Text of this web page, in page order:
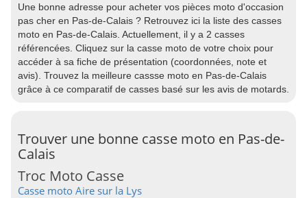
Une bonne adresse pour acheter vos pièces moto d'occasion
pas cher en Pas-de-Calais ? Retrouvez ici la liste des casses
moto en Pas-de-Calais. Actuellement, il y a 2 casses
référencées. Cliquez sur la casse moto de votre choix pour
accéder à sa fiche de présentation (coordonnées, note et
avis). Trouvez la meilleure cassse moto en Pas-de-Calais
grâce à ce comparatif de casses basé sur les avis de motards.
Trouver une bonne casse moto en Pas-de-
Calais
Troc Moto Casse
Casse moto Aire sur la Lys